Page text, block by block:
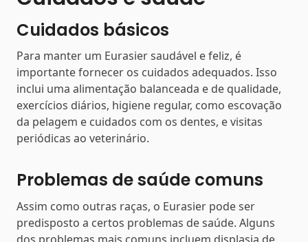
Cuidados básicos
Para manter um Eurasier saudável e feliz, é
importante fornecer os cuidados adequados. Isso
inclui uma alimentação balanceada e de qualidade,
exercícios diários, higiene regular, como escovação
da pelagem e cuidados com os dentes, e visitas
periódicas ao veterinário.
Problemas de saúde comuns
Assim como outras raças, o Eurasier pode ser
predisposto a certos problemas de saúde. Alguns